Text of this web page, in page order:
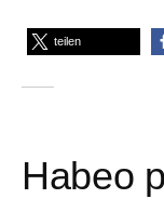
teilen
Habeo